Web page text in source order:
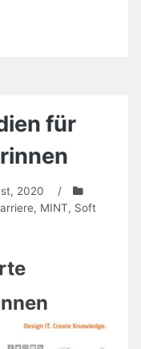
für
2020
/
, MINT, Soft